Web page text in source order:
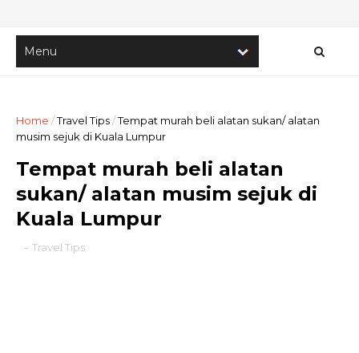
Home /Travel Tips/Tempat murah beli alatan sukan/ alatan
musim sejuk di Kuala Lumpur
Tempat murah beli alatan
sukan/ alatan musim sejuk di
Kuala Lumpur
- Travel Tips